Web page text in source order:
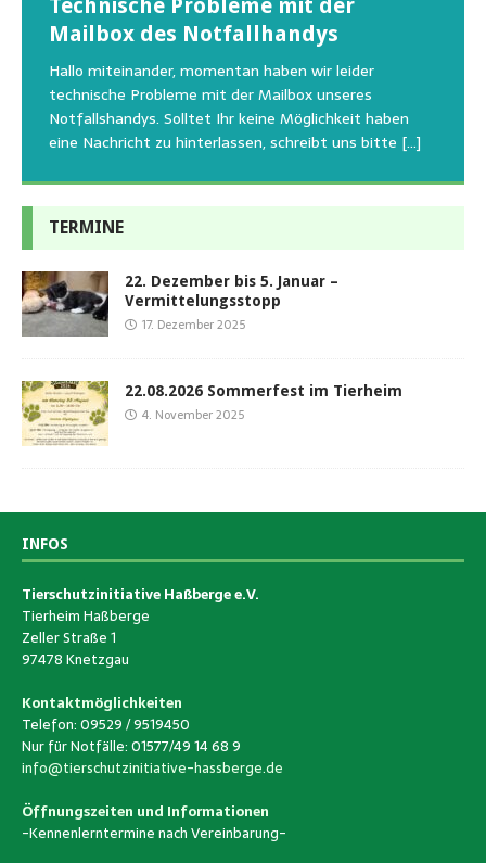
Technische Probleme mit der
Mailbox des Notfallhandys
Hallo miteinander, momentan haben wir leider
technische Probleme mit der Mailbox unseres
Notfallshandys. Solltet Ihr keine Möglichkeit haben
eine Nachricht zu hinterlassen, schreibt uns bitte […]
Beginn der Wildtierrettung
Aus aktuellem Anlass weisen wir darauf hin, dass die
Tierschutzinitiative Haßberge natürlich, wie auch in
den letzten 20 Jahren, immer noch für alle verwaisten
oder[…]
22.08.2026 Sommerfest im Tierheim
Wir bitten um Verständnis, dass am Tag vom
Sommerfest das Hundehaus zum Schutz unserer Tiere
geschlossen bleibt.Viele unserer Hunde erleben einen
emotionalen Stress bei Begegnung[…]
Regelmäßig bekommen wir liebe Anfragen, wie man
uns am Besten unterstützen kann. Natürlich ziehen
die gesteigerten Kosten auch uns so richtig in die Knie
und[…]
TERMINE
22. Dezember bis 5. Januar –
Vermittelungsstopp
17. Dezember 2025
22.08.2026 Sommerfest im Tierheim
4. November 2025
INFOS
Tierschutzinitiative Haßberge e.V.
Tierheim Haßberge
Zeller Straße 1
97478 Knetzgau
Kontaktmöglichkeiten
Telefon: 09529 / 9519450
Nur für Notfälle: 01577/49 14 68 9
info@tierschutzinitiative-hassberge.de
Öffnungszeiten und Informationen
-Kennenlerntermine nach Vereinbarung-